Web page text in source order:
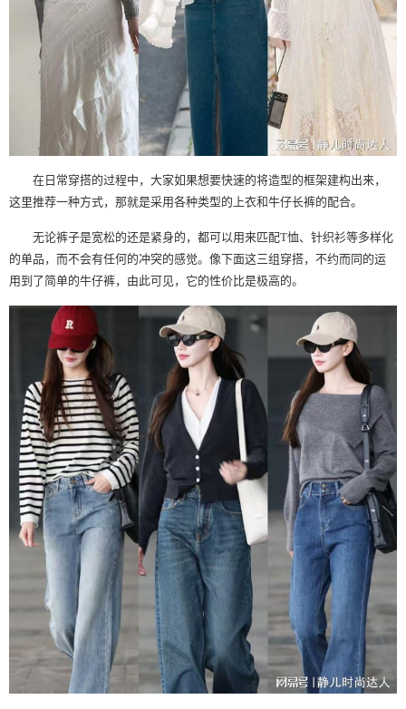
在日常穿搭的过程中，大家如果想要快速的将造型的框架建构出来，
这里推荐一种方式，那就是采用各种类型的上衣和牛仔长裤的配合。
无论裤子是宽松的还是紧身的，都可以用来匹配T恤、针织衫等多样化
的单品，而不会有任何的冲突的感觉。像下面这三组穿搭，不约而同的运
用到了简单的牛仔裤，由此可见，它的性价比是极高的。